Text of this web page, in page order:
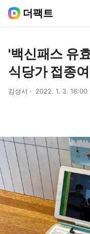
더팩트
'백신패스 유
식당가 접종
김성서 2022. 1. 3. 16:00